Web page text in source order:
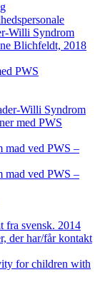
Willi Syndrom
Blichfeldt, 2018
PWS
Willi Syndrom
med PWS
mad ved PWS –
mad ved PWS –
fra svensk. 2014
der har/får kontakt
for children with